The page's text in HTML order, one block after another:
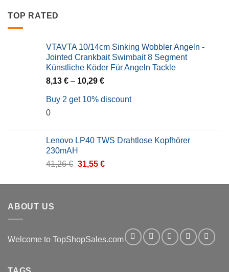
TOP RATED
VTAVTA 10/14cm Sinking Wobbler Angeln -
Jointed Crankbait Swimbait 8 Segment
Künstliche Köder Für Angeln Tackle
8,13 € – 10,29 €
Buy 2 get 10% discount
0
Lenovo LP40 TWS Drahtlose Kopfhörer
230mAH
41,26€ Original
was:
31,55 €Current
is:
ABOUT US
Welcome to TopShopSales.com